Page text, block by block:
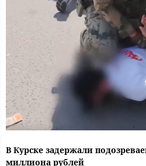
В Курске задержали
миллиона рублей